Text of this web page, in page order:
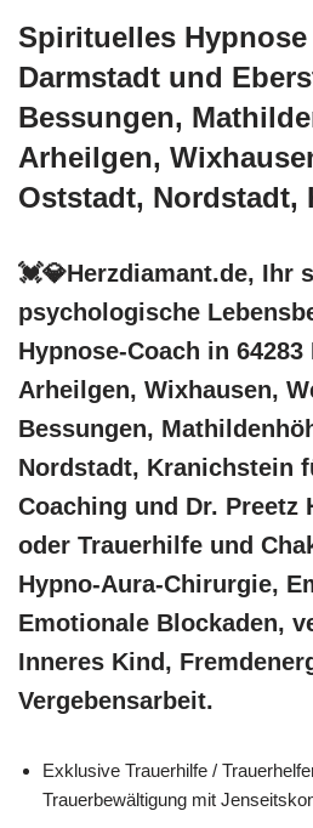
Spirituelles
Darmstadt und
Bessungen,
Arheilgen,
Oststadt, Nordstadt,
💓️💎Herzdiamant.de, Ihr
psychologische
Hypnose-Coach in
Arheilgen, Wixhausen,
Bessungen,
Nordstadt, Kranichstein
Coaching und Dr. Preetz
oder Trauerhilfe und
Hypno-Aura-Chirurgie,
Emotionale Blockaden,
Inneres Kind,
Vergebensarbeit.
Exklusive Trauerhilfe /
Trauerbewältigung mit